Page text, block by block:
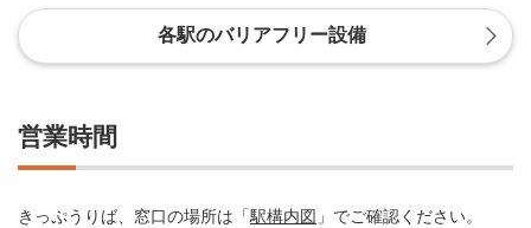
各駅のバリアフリー設備
営業時間
きっぷうりば、窓口の場所は「駅構内図 」でご確認ください。